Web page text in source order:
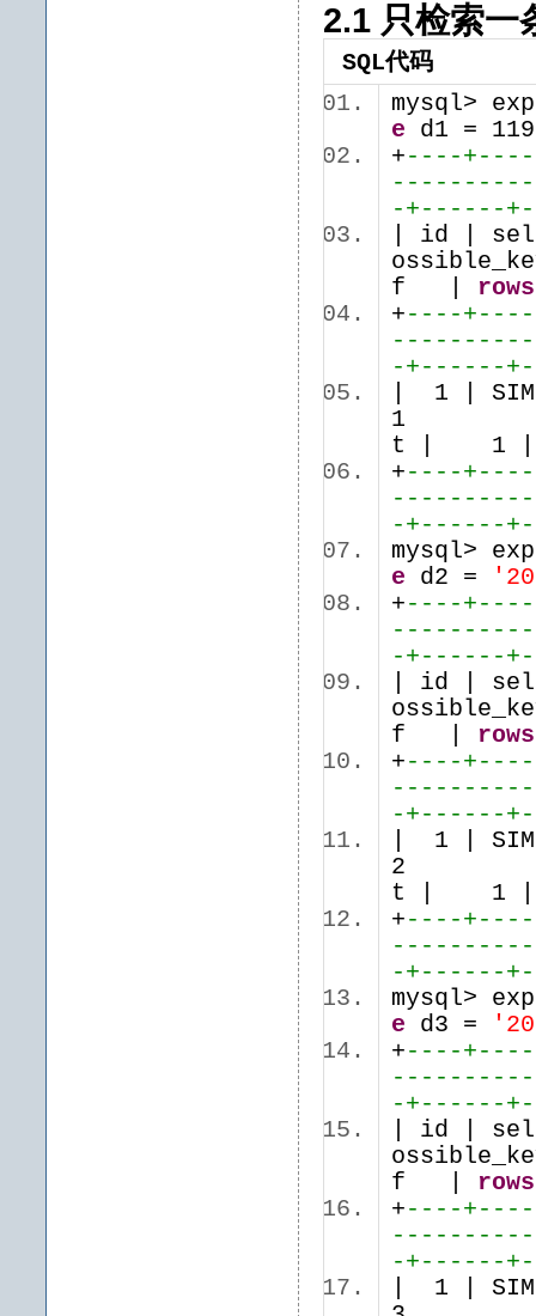
2.1 只检索一
SQL代码
mysql>
e d1 =
+----
-+------
| id |
f | rows
+----
-+------
| 1 |
1 |
t |
+----
-+------
mysql>
e d2 =
+----
-+------
| id |
f | rows
+----
-+------
| 1 |
2 |
t |
+----
-+------
mysql>
e d3 =
+----
-+------
| id |
f | rows
+----
-+------
| 1 |